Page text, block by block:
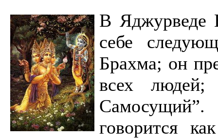
В Яджурведе
себе
Брахма; он
всех
говорится